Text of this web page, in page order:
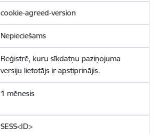
cookie-agreed-version
Nepieciešams
Reģistrē, kuru sīkdatņu paziņojuma
versiju lietotājs ir apstiprinājis.
1 mēnesis
SESS<ID>